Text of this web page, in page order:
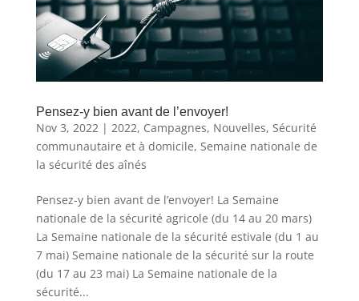
Pensez-y bien avant de l’envoyer!
Nov 3, 2022| 2022, Campagnes, Nouvelles, Sécurité
communautaire et à domicile, Semaine nationale de
la sécurité des aînés
Pensez-y bien avant de l’envoyer! La Semaine
nationale de la sécurité agricole (du 14 au 20 mars)
La Semaine nationale de la sécurité estivale (du 1 au
7 mai) Semaine nationale de la sécurité sur la route
(du 17 au 23 mai) La Semaine nationale de la
sécurité...